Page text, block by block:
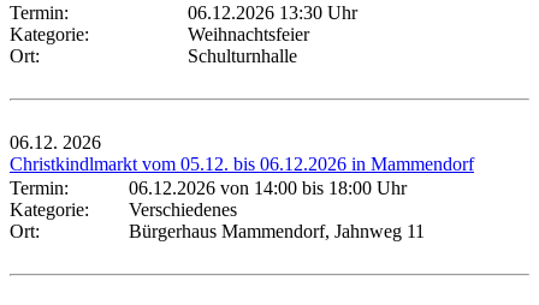
Termin:
06.12.2026 13:30 Uhr
Kategorie:
Weihnachtsfeier
Ort:
Schulturnhalle
06.12. 2026
Christkindlmarkt vom 05.12. bis 06.12.2026 in Mammendorf
Termin:
06.12.2026 von 14:00 bis 18:00 Uhr
Kategorie:
Verschiedenes
Ort:
Bürgerhaus Mammendorf, Jahnweg 11